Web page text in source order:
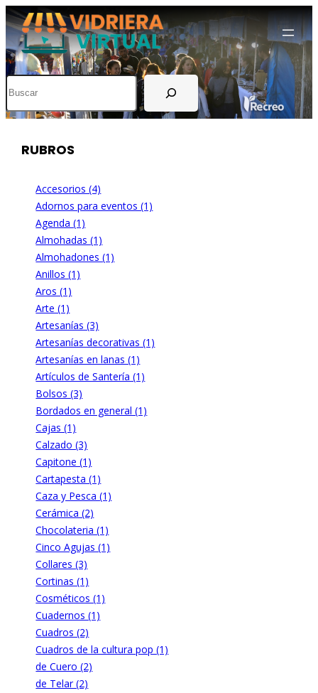
RUBROS
Accesorios (4)
Adornos para eventos (1)
Agenda (1)
Almohadas (1)
Almohadones (1)
Anillos (1)
Aros (1)
Arte (1)
Artesanías (3)
Artesanías decorativas (1)
Artesanías en lanas (1)
Artículos de Santería (1)
Bolsos (3)
Bordados en general (1)
Cajas (1)
Calzado (3)
Capitone (1)
Cartapesta (1)
Caza y Pesca (1)
Cerámica (2)
Chocolateria (1)
Cinco Agujas (1)
Collares (3)
Cortinas (1)
Cosméticos (1)
Cuadernos (1)
Cuadros (2)
Cuadros de la cultura pop (1)
de Cuero (2)
de Telar (2)